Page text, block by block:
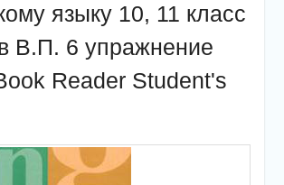
языку 10, 11 класс
В.П. 6 упражнение
Reader Student's